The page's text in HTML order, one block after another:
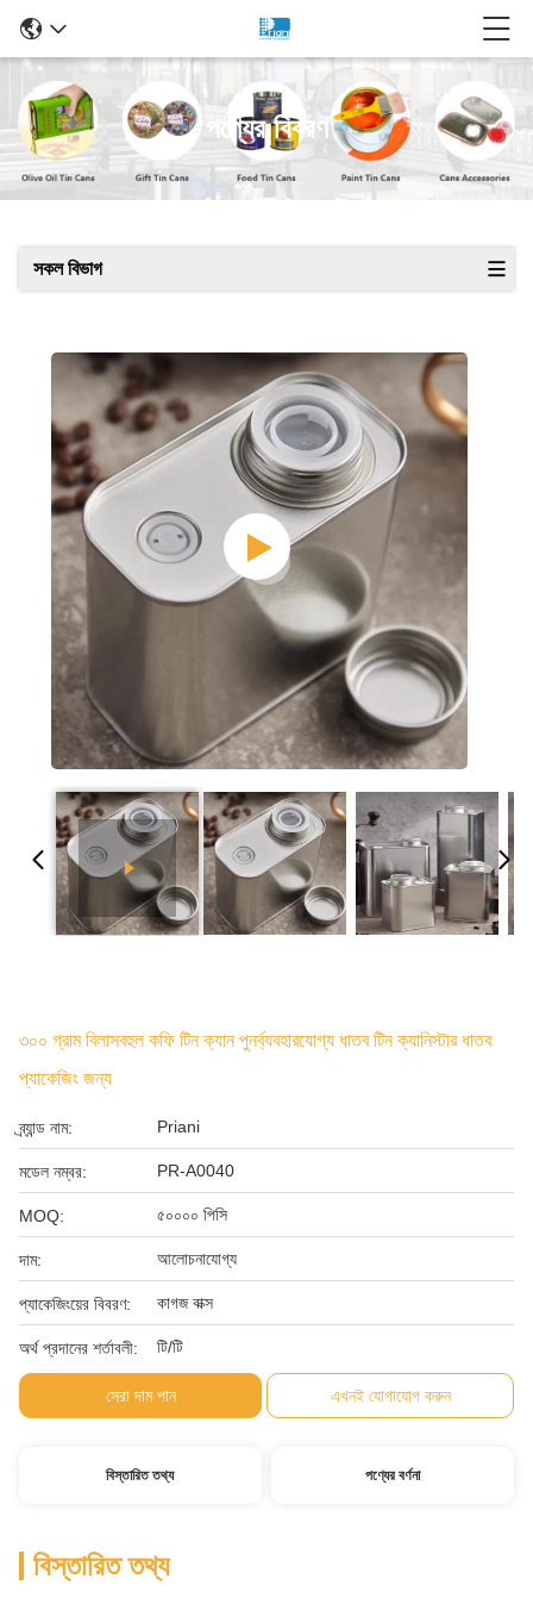
পণ্যের বিবরণ
সকল বিভাগ
৩০০ গ্রাম বিলাসবহুল কফি টিন ক্যান পুনর্ব্যবহারযোগ্য ধাতব টিন ক্যানিস্টার ধাতব
প্যাকেজিং জন্য
ব্র্যান্ড নাম: Priani
মডেল নম্বর: PR-A0040
MOQ: ৫০০০০ পিসি
দাম: আলোচনাযোগ্য
প্যাকেজিংয়ের বিবরণ: কাগজ বাক্স
অর্থ প্রদানের শর্তাবলী: টি/টি
সেরা দাম পান এখনই যোগাযোগ করুন
বিস্তারিত তথ্য পণ্যের বর্ণনা
বিস্তারিত তথ্য